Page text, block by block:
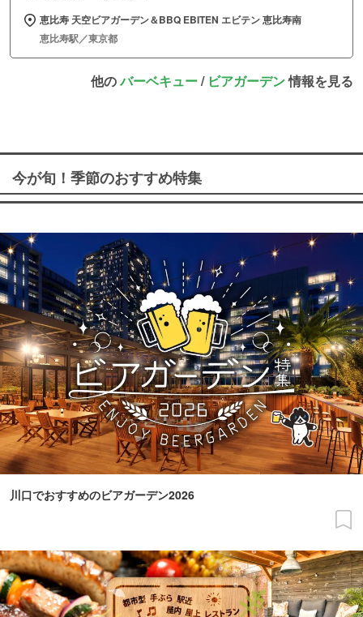
恵比寿 天空ビアガーデン＆BBQ EBITEN エビテン 恵比寿南
恵比寿駅／東京都
他のバーベキュー/ ビアガーデン情報を見る
今が旬！季節のおすすめ特集
川口でおすすめのビアガーデン2026